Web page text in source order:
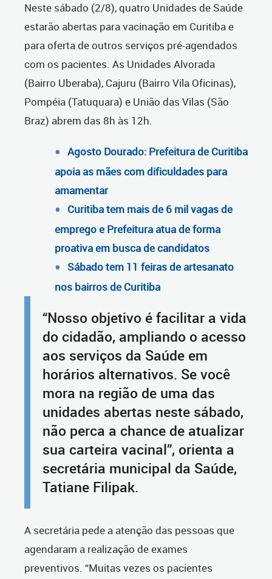
Neste sábado (2/8), quatro Unidades de Saúde
estarão abertas para vacinação em Curitiba e
para oferta de outros serviços pré-agendados
com os pacientes. As Unidades Alvorada
(Bairro Uberaba), Cajuru (Bairro Vila Oficinas),
Pompéia (Tatuquara) e União das Vilas (São
Braz) abrem das 8h às 12h.
Agosto Dourado: Prefeitura de Curitiba
apoia as mães com dificuldades para
amamentar
Curitiba tem mais de 6 mil vagas de
emprego e Prefeitura atua de forma
proativa em busca de candidatos
Sábado tem 11 feiras de artesanato
nos bairros de Curitiba
“Nosso objetivo é facilitar a vida
do cidadão, ampliando o acesso
aos serviços da Saúde em
horários alternativos. Se você
mora na região de uma das
unidades abertas neste sábado,
não perca a chance de atualizar
sua carteira vacinal”, orienta a
secretária municipal da Saúde,
Tatiane Filipak.
A secretária pede a atenção das pessoas que
agendaram a realização de exames
preventivos. “Muitas vezes os pacientes